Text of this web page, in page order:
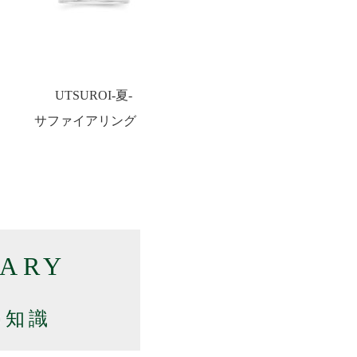
UTSUROI-夏-
サファイアリング
識